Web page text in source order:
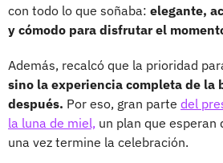
con todo lo que soñaba: elegante,
y cómodo para disfrutar el
Además, recalcó que la prioridad
sino la experiencia completa de la
después. Por eso, gran parte del
la luna de miel, un plan que
una vez termine la celebración.